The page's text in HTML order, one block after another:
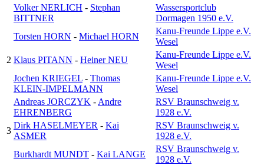
Volker NERLICH - Stephan
BITTNER
Wassersportclub
Dormagen 1950 e.V.
2
Torsten HORN - Michael HORN
Kanu-Freunde Lippe e.V.
Wesel
Klaus PITANN - Heiner NEU
Kanu-Freunde Lippe e.V.
Wesel
Jochen KRIEGEL - Thomas
KLEIN-IMPELMANN
Kanu-Freunde Lippe e.V.
Wesel
3
Andreas JORCZYK - Andre
EHRENBERG
RSV Braunschweig v.
1928 e.V.
Dirk HASELMEYER - Kai
ASMER
RSV Braunschweig v.
1928 e.V.
Burkhardt MUNDT - Kai LANGE
RSV Braunschweig v.
1928 e.V.